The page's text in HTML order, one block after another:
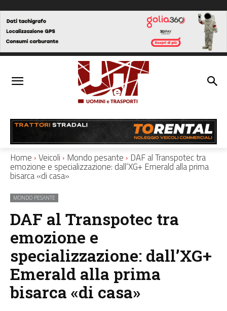
Home Veicoli Mondo pesante DAF al Transpotec tra
emozione e specializzazione: dall’XG+ Emerald alla prima
bisarca «di casa»
MONDO PESANTE
DAF al Transpotec tra
emozione e
specializzazione: dall’XG+
Emerald alla prima
bisarca «di casa»